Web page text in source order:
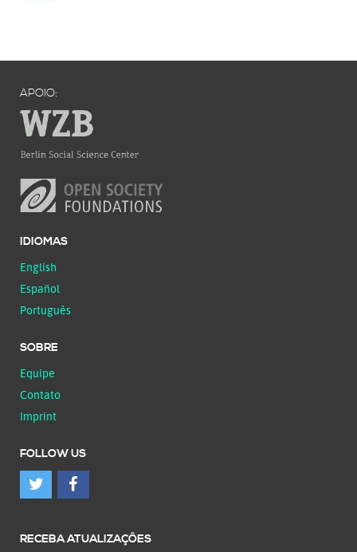
APOIO:
IDIOMAS
English
Español
Português
SOBRE
Equipe
Contato
Imprint
FOLLOW US
RECEBA ATUALIZAÇÕES